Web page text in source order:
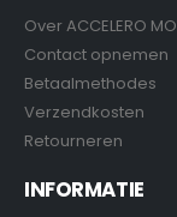
Over ACCELERO
Contact opnemen
Betaalmethodes
Verzendkosten
Retourneren
INFORMATIE